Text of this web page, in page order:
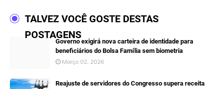
TALVEZ VOCÊ GOSTE DESTAS
POSTAGENS
Governo exigirá nova carteira de identidade para
beneficiários do Bolsa Família sem biometria
Março 02, 2026
Reajuste de servidores do Congresso supera receita